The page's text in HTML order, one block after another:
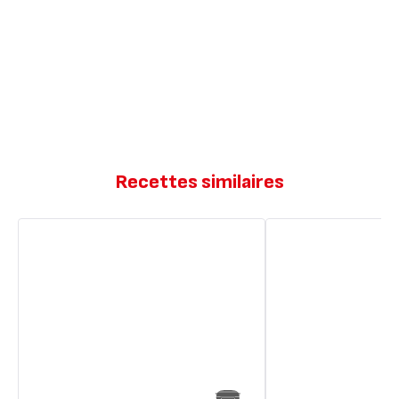
Recettes similaires